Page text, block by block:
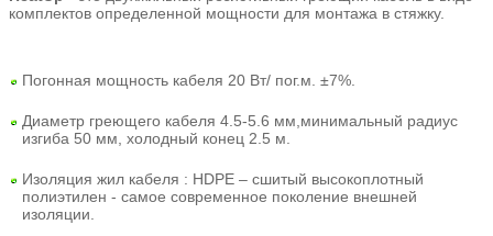
комплектов определенной мощности для монтажа в стяжку.
Погонная мощность кабеля 20 Вт/ пог.м. ±7%.
Диаметр греющего кабеля 4.5-5.6 мм,минимальный радиус
изгиба 50 мм, холодный конец 2.5 м.
Изоляция жил кабеля : HDPE – сшитый высокоплотный
полиэтилен - самое современное поколение внешней
изоляции.